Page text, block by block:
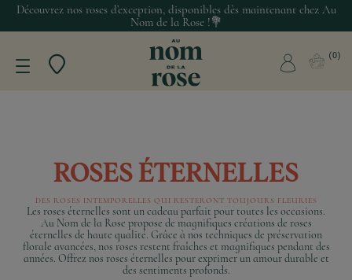
Découvrez nos roses d’exception, disponibles dès maintenant chez Au
Nom de la Rose !💐
0
ROSES ÉTERNELLES
DES ROSES INTEMPORELLES QUI RESTERONT TOUJOURS FLEURIES
Les roses éternelles sont un cadeau parfait pour toutes les occasions.
Au Nom de la Rose propose de magnifiques créations de roses
éternelles de haute qualité. Grâce à nos techniques de préservation
florale avancées, nos roses restent fraîches et magnifiques pendant des
années. Offrez nos roses éternelles pour exprimer un amour durable et
des sentiments profonds.